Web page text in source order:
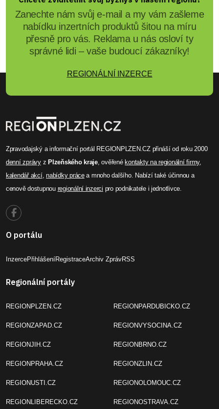
Zanechte nám svůj e-mail a my vám zašleme
nabídku inzertních produktů šitou na míru
přesně pro vás. Reklama u nás osloví ty
správné lidi – vaše budoucí zákazníky!
REGIONÁLNÍ INZERCE
Zpravodajský a informační portál REGIONPLZEN.CZ přináší od roku 2000
denní zprávyz Plzeňského kraje, ověřené kontakty na regionální firmy,
kalendář akcí,nabídky prácea mnoho dalšího. Nabízí také účinnou a
cenově dostupnou regionální inzerci pro podnikatele i jednotlivce.
O portálu
InzercePřihlášeníRegistraceArchiv ZprávRSS
Regionální portály
REGIONPLZEN.CZ
REGIONZAPAD.CZ
REGIONJIH.CZ
REGIONPRAHA.CZ
REGIONUSTI.CZ
REGIONLIBERECKO.CZ
REGIONPARDUBICKO.CZ
REGIONVYSOCINA.CZ
REGIONBRNO.CZ
REGIONZLIN.CZ
REGIONOLOMOUC.CZ
REGIONOSTRAVA.CZ